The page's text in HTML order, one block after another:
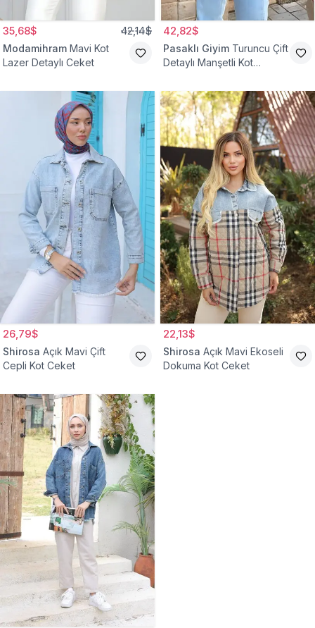
35,68$ 42,14$
Modamihram Mavi Kot
Lazer Detaylı Ceket
42,82$
Pasaklı Giyim Turuncu Çift
Detaylı Manşetli Kot
26,79$
Shirosa Açık Mavi Çift
Cepli Kot Ceket
22,13$
Shirosa Açık Mavi Ekoseli
Dokuma Kot Ceket